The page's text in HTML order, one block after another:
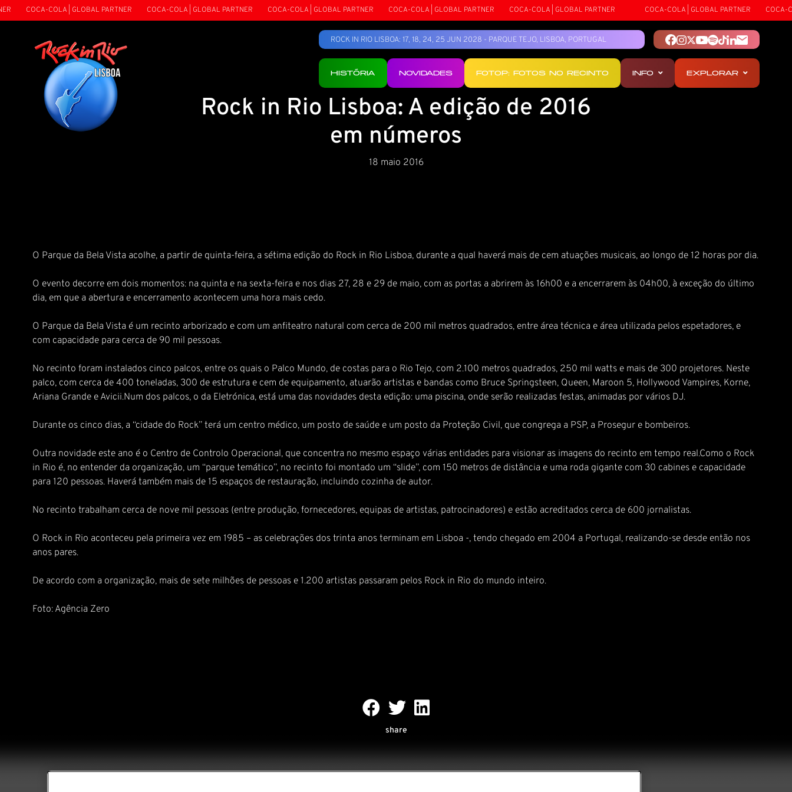
COCA-COLA | GLOBAL PARTNER COCA-COLA | GLOBAL PARTNER COCA-COLA | GLOBAL PARTNER COCA-COLA | GLOBAL PARTNER COCA-COLA | GLOBAL PARTNER COCA-COLA | GLOBAL PARTNER COCA-
ROCK IN RIO LISBOA: 17, 18, 24, 25 JUN 2028 - PARQUE TEJO, LISBOA, PORTUGAL
HISTÓRIA NOVIDADES FOTOP: FOTOS NO RECINTO INFO EXPLORAR
Rock in Rio Lisboa: A edição de 2016
em números
18 maio 2016
O Parque da Bela Vista acolhe, a partir de quinta-feira, a sétima edição do Rock in Rio Lisboa, durante a qual haverá mais de cem atuações musicais, ao longo de 12 horas por dia.
O evento decorre em dois momentos: na quinta e na sexta-feira e nos dias 27, 28 e 29 de maio, com as portas a abrirem às 16h00 e a encerrarem às 04h00, à exceção do último
dia, em que a abertura e encerramento acontecem uma hora mais cedo.
O Parque da Bela Vista é um recinto arborizado e com um anfiteatro natural com cerca de 200 mil metros quadrados, entre área técnica e área utilizada pelos espetadores, e
com capacidade para cerca de 90 mil pessoas.
No recinto foram instalados cinco palcos, entre os quais o Palco Mundo, de costas para o Rio Tejo, com 2.100 metros quadrados, 250 mil watts e mais de 300 projetores. Neste
palco, com cerca de 400 toneladas, 300 de estrutura e cem de equipamento, atuarão artistas e bandas como Bruce Springsteen, Queen, Maroon 5, Hollywood Vampires, Korne,
Ariana Grande e Avicii.Num dos palcos, o da Eletrónica, está uma das novidades desta edição: uma piscina, onde serão realizadas festas, animadas por vários DJ.
Durante os cinco dias, a “cidade do Rock” terá um centro médico, um posto de saúde e um posto da Proteção Civil, que congrega a PSP, a Prosegur e bombeiros.
Outra novidade este ano é o Centro de Controlo Operacional, que concentra no mesmo espaço várias entidades para visionar as imagens do recinto em tempo real.Como o Rock
in Rio é, no entender da organização, um “parque temático”, no recinto foi montado um “slide”, com 150 metros de distância e uma roda gigante com 30 cabines e capacidade
para 120 pessoas. Haverá também mais de 15 espaços de restauração, incluindo cozinha de autor.
No recinto trabalham cerca de nove mil pessoas (entre produção, fornecedores, equipas de artistas, patrocinadores) e estão acreditados cerca de 600 jornalistas.
O Rock in Rio aconteceu pela primeira vez em 1985 – as celebrações dos trinta anos terminam em Lisboa -, tendo chegado em 2004 a Portugal, realizando-se desde então nos
anos pares.
De acordo com a organização, mais de sete milhões de pessoas e 1.200 artistas passaram pelos Rock in Rio do mundo inteiro.
Foto: Agência Zero
share